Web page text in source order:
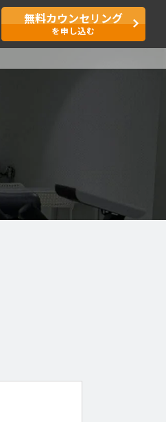
無料カウンセリング
を申し込む